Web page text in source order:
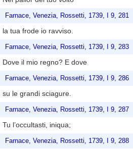
Farnace, Venezia, Rossetti, 1739, I 9, 281
la tua frode io ravviso.
Farnace, Venezia, Rossetti, 1739, I 9, 283
Dove il mio regno? E dove
Farnace, Venezia, Rossetti, 1739, I 9, 286
su le grandi sciagure.
Farnace, Venezia, Rossetti, 1739, I 9, 287
Tu l’occultasti, iniqua;
Farnace, Venezia, Rossetti, 1739, I 9, 288